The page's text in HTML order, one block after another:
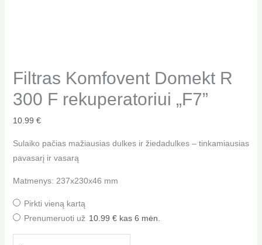
Filtras Komfovent Domekt R
300 F rekuperatoriui „F7”
10.99 €
Sulaiko pačias mažiausias dulkes ir žiedadulkes – tinkamiausias
pavasarį ir vasarą
Matmenys: 237x230x46 mm
Pirkti vieną kartą
Prenumeruoti už 10.99€ kas 6 mėn.